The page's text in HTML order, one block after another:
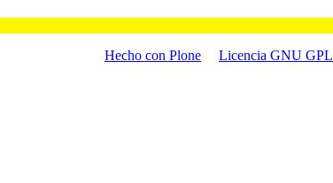
Hecho con Plone
Licencia GNU GPL